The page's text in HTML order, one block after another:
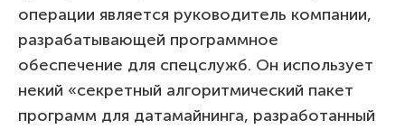
операции является руководитель компании,
разрабатывающей программное
обеспечение для спецслужб. Он использует
некий «секретный алгоритмический пакет
программ для датамайнинга, разработанный